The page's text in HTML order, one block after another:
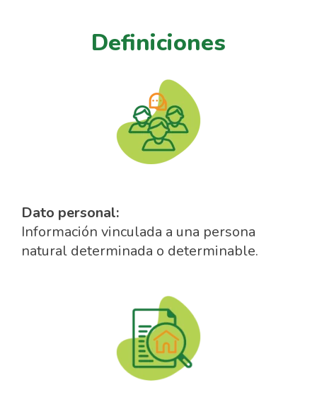
Definiciones
Dato personal:
Información vinculada a una persona
natural determinada o determinable.